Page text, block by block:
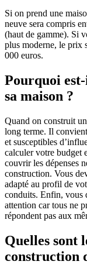
Si on prend une
neuve sera compris
(haut de gamme). Si
plus moderne, le prix
000 euros.
Pourquoi
sa maison ?
Quand on construit
long terme. Il
et susceptibles
calculer votre budget
couvrir les dépenses
construction. Vous
adapté au profil de
conduits. Enfin, vous
attention car tous ne
répondent pas aux
Quelles sont
construction